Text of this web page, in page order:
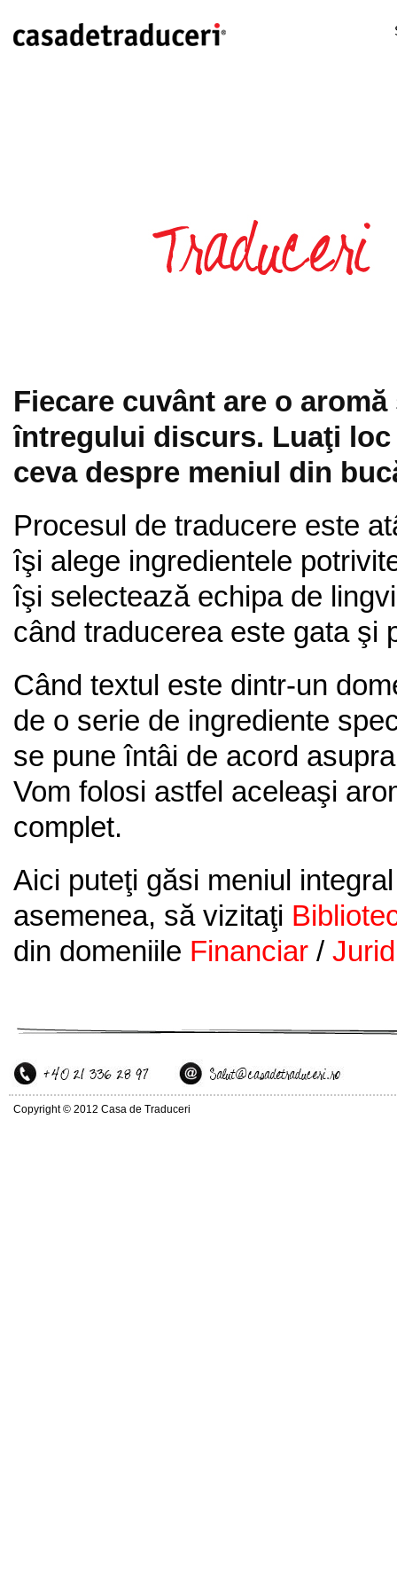
Fiecare cuvânt are o
întregului discurs. Luaţi
ceva despre meniul din
Procesul de traducere este
îşi alege ingredientele
îşi selectează echipa de
când traducerea este gata şi
Când textul este dintr-un
de o serie de ingrediente
se pune întâi de acord
Vom folosi astfel aceleaşi
complet.
Aici puteţi găsi meniul
asemenea, să vizitaţi
din domeniile Financiar /
Copyright © 2012 Casa de Traduceri